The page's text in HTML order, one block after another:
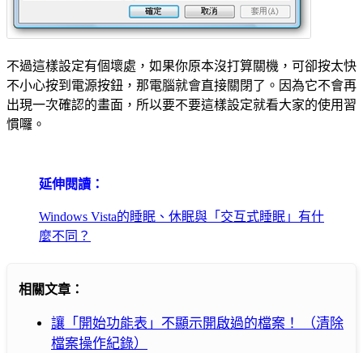
不過這樣設定有個壞處，如果你原本沒打算關機，可卻按太快
不小心按到電源按鈕，那電腦就會直接關閉了。因為它不會再
出現一次確認的畫面，所以要不要這樣設定就看大家的使用習
慣囉。
延伸閱讀：
Windows Vista的睡眠、休眠與「交互式睡眠」有什
麼不同？
相關文章：
讓「開始功能表」不顯示開啟過的檔案！ （清除
檔案操作紀錄）